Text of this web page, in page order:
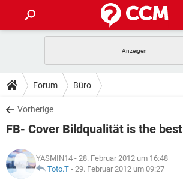
ANDROID
WINDOWS 10
WHATSAPP TIKTOK
FACEBOOK
TIPPS & TRICKS
SPIELE
WHATSAPP TIKTOK
FACEBOOK
DOWNLOADS
SPIELE STREAMING
ANDROID
WINDOWS 10 INSTAGRAM
SPIELE STREAMING
ANDROID
LEXIKON
Forum Büro
Vorherige
FB- Cover Bildqualität is the best
YASMIN14 - 28. Februar 2012 um 16:48
Toto.T - 29. Februar 2012 um 09:27